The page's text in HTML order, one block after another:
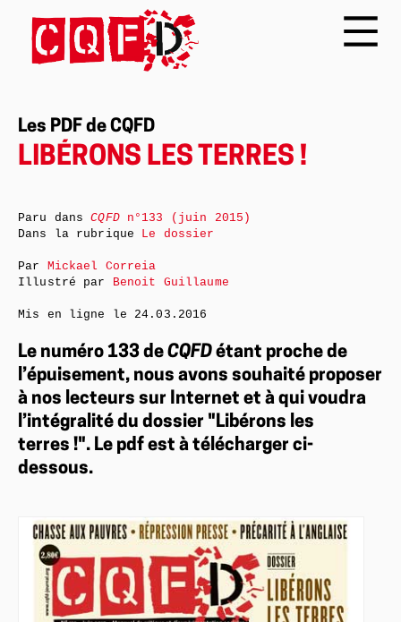
Les PDF de CQFD
LIBÉRONS LES TERRES !
Le numéro 133 de CQFD étant proche de
l’épuisement, nous avons souhaité proposer
à nos lecteurs sur Internet et à qui voudra
l’intégralité du dossier "Libérons les
terres !". Le pdf est à télécharger ci-
dessous.
Paru dansCQFDn°133 (juin 2015)
Dans la rubrique Le dossier
Par Mickael Correia
Illustré par Benoit Guillaume
Mis en ligne le 24.03.2016